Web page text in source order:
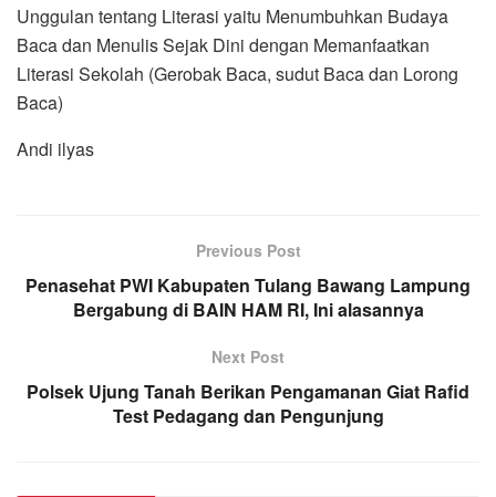
Unggulan tentang Literasi yaitu Menumbuhkan Budaya
Baca dan Menulis Sejak Dini dengan Memanfaatkan
Literasi Sekolah (Gerobak Baca, sudut Baca dan Lorong
Baca)
Andi ilyas
Previous Post
Penasehat PWI Kabupaten Tulang Bawang Lampung
Bergabung di BAIN HAM RI, Ini alasannya
Next Post
Polsek Ujung Tanah Berikan Pengamanan Giat Rafid
Test Pedagang dan Pengunjung